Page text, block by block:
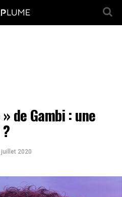
de Gambi : une
juillet 2020